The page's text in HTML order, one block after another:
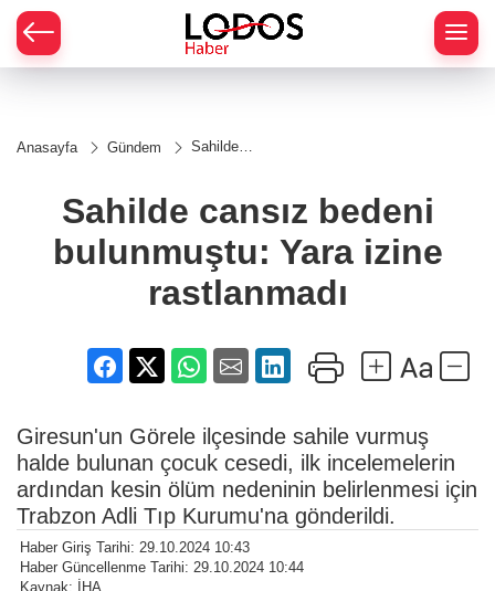
Anasayfa Gündem
Sahilde
Yara izine
Sahilde cansız bedeni
bulunmuştu: Yara izine
rastlanmadı
Giresun'un Görele ilçesinde sahile vurmuş
halde bulunan çocuk cesedi, ilk incelemelerin
ardından kesin ölüm nedeninin belirlenmesi için
Trabzon Adli Tıp Kurumu'na gönderildi.
Haber Giriş Tarihi: 29.10.2024 10:43
Haber Güncellenme Tarihi: 29.10.2024 10:44
Kaynak: İHA